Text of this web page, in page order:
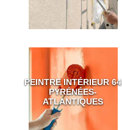
PEINTRE INTÉRIEUR 64
PYRÉNÉES-
ATLANTIQUES